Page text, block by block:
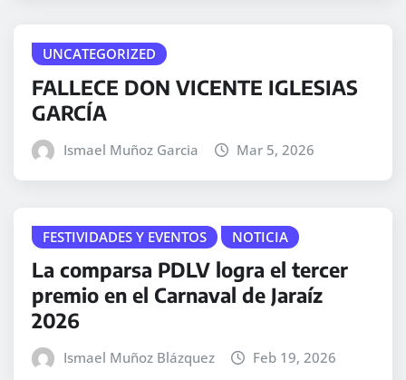
UNCATEGORIZED
FALLECE DON VICENTE IGLESIAS
GARCÍA
Ismael Muñoz Garcia Mar 5, 2026
FESTIVIDADES Y EVENTOS NOTICIA
La comparsa PDLV logra el tercer
premio en el Carnaval de Jaraíz
2026
Ismael Muñoz Blázquez Feb 19, 2026